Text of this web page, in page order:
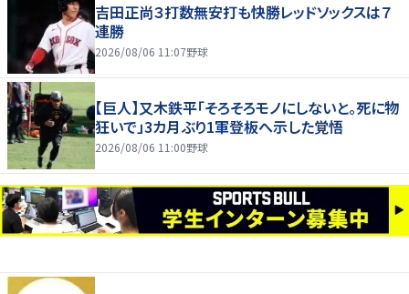
吉田正尚３打数無安打も快勝レッドソックスは７
連勝
2026/08/06 11:07野球
【巨人】又木鉄平「そろそろモノにしないと。死に物
狂いで」3カ月ぶり1軍登板へ示した覚悟
2026/08/06 11:00野球